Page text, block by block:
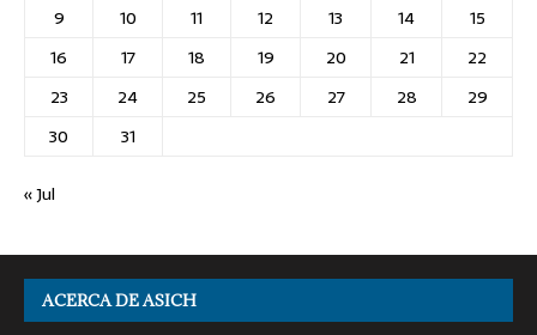
9
10 11 12 13 14
15
16
17 18 19 20 21
22
23
24 25 26 27 28
29
30
31
« Jul
ACERCA DE ASICH